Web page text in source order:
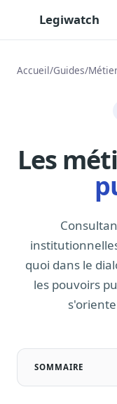
Legiwatch
Posez vos
Toutes les
Synthèses IA
Résumés
Veille des
9 interviews
Alertes
Par dossier,
Exports &
Fiches
Parcours,
Registre HATVP
Accueil/Guides/
Les
quoi dans le
les pouvoirs
SOMMAIRE